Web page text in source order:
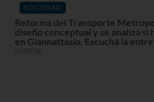
SOCIEDAD
Reforma del Transporte
diseño conceptual y se analiza si
en Giannattasio. Escuchá la
05/08/26